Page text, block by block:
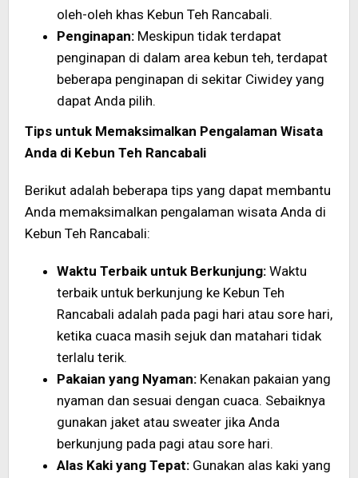
oleh-oleh khas Kebun Teh Rancabali.
Penginapan: Meskipun tidak terdapat
penginapan di dalam area kebun teh, terdapat
beberapa penginapan di sekitar Ciwidey yang
dapat Anda pilih.
Tips untuk Memaksimalkan Pengalaman Wisata
Anda di Kebun Teh Rancabali
Berikut adalah beberapa tips yang dapat membantu
Anda memaksimalkan pengalaman wisata Anda di
Kebun Teh Rancabali:
Waktu Terbaik untuk Berkunjung: Waktu
terbaik untuk berkunjung ke Kebun Teh
Rancabali adalah pada pagi hari atau sore hari,
ketika cuaca masih sejuk dan matahari tidak
terlalu terik.
Pakaian yang Nyaman: Kenakan pakaian yang
nyaman dan sesuai dengan cuaca. Sebaiknya
gunakan jaket atau sweater jika Anda
berkunjung pada pagi atau sore hari.
Alas Kaki yang Tepat: Gunakan alas kaki yang